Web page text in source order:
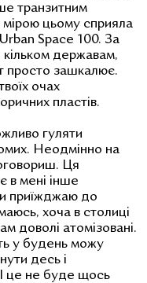
транзитним
мірою цьому сприяла
Space 100. За
кільком державам,
просто зашкалює.
очах
пластів.
гуляти
Неодмінно на
Ця
в мені інше
приїжджаю до
хоча в столиці
доволі атомізовані.
у будень можу
десь і
це не буде щось